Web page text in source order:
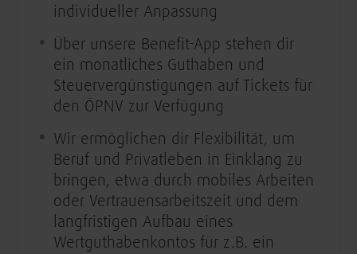
individueller Anpassung
Über unsere Benefit-App stehen dir
ein monatliches Guthaben und
Steuervergünstigungen auf Tickets für
den ÖPNV zur Verfügung
Wir ermöglichen dir Flexibilität, um
Beruf und Privatleben in Einklang zu
bringen, etwa durch mobiles Arbeiten
oder Vertrauensarbeitszeit und dem
langfristigen Aufbau eines
Wertguthabenkontos für z.B. ein